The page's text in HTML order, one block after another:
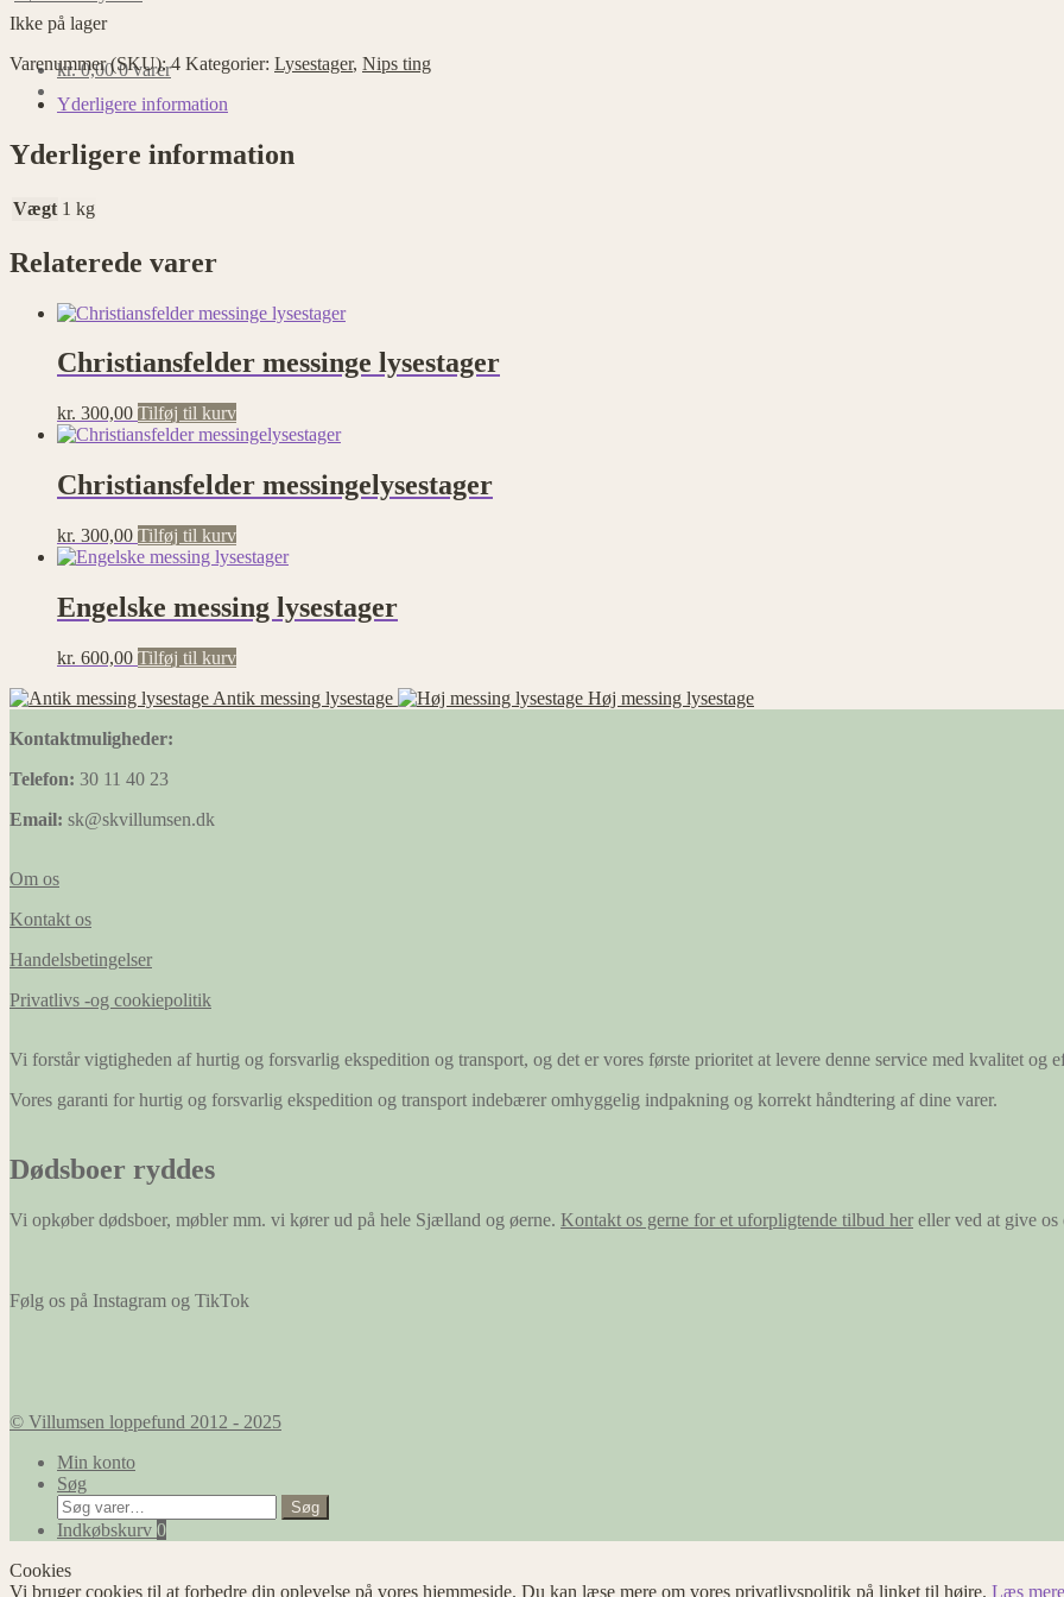
kr.0,00 0 varer
Ikke på lager
Varenummer (SKU):4 Kategorier: Lysestager, Nips ting
Yderligere information
Yderligere information
Vægt 1 kg
Relaterede varer
Christiansfelder messinge lysestager
kr. 300,00 Tilføj til kurv
Christiansfelder messingelysestager
kr. 300,00 Tilføj til kurv
Engelske messing lysestager
kr. 600,00 Tilføj til kurv
Antik messing lysestage
Høj messing lysestage
Kontaktmuligheder:
Telefon: 30 11 40 23
Email: sk@skvillumsen.dk
Om os
Kontakt os
Handelsbetingelser
Privatlivs -og cookiepolitik
Vi forstår vigtigheden af hurtig og forsvarlig ekspedition og transport, og det er vores første prioritet at levere denne service med kvalitet og
Vores garanti for hurtig og forsvarlig ekspedition og transport indebærer omhyggelig indpakning og korrekt håndtering af dine varer.
Dødsboer ryddes
Vi opkøber dødsboer, møbler mm. vi kører ud på hele Sjælland og øerne. Kontakt os gerne for et uforpligtende tilbud her eller ved at give
Følg os på Instagram og TikTok
© Villumsen loppefund 2012 - 2025
Min konto
Søg
Søg
efter:
Søg
Indkøbskurv 0
Cookies
Vi bruger cookies til at forbedre din oplevelse på vores hjemmeside. Du kan læse mere om vores privatlivspolitik på linket til højre. Læs